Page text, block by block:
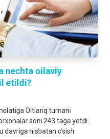
nechta oilaviy
etildi?
Oltiariq tumani
soni 243 taga yetdi.
davriga nisbatan o‘sish